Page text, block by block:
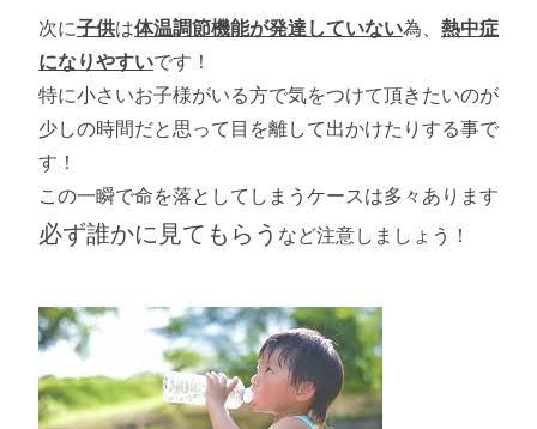
次に子供は体温調節機能が発達していない為、 熱中症
になりやすいです！
特に小さいお子様がいる方で気をつけて頂きたいのが
少しの時間だと思って目を離して出かけたりする事で
す！
この一瞬で命を落としてしまうケースは多々あります
必ず誰かに見てもらう など注意しましょう！